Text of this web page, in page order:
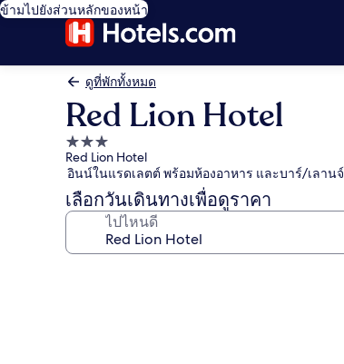
ข้ามไปยังส่วนหลักของหน้า
ดูที่พักทั้งหมด
Red Lion Hotel
ที่พัก
3.0
ดาว
Red Lion Hotel
อินน์ในแรดเลตต์ พร้อมห้องอาหาร และบาร์/เลานจ์
เลือกวันเดินทางเพื่อดูราคา
ไปไหนดี